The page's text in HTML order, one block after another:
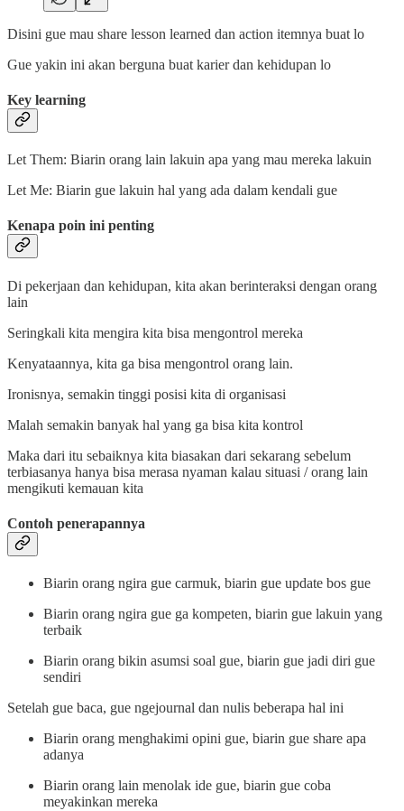
Disini gue mau share lesson learned dan action itemnya buat lo
Gue yakin ini akan berguna buat karier dan kehidupan lo
Key learning
Let Them: Biarin orang lain lakuin apa yang mau mereka lakuin
Let Me: Biarin gue lakuin hal yang ada dalam kendali gue
Kenapa poin ini penting
Di pekerjaan dan kehidupan, kita akan berinteraksi dengan orang
lain
Seringkali kita mengira kita bisa mengontrol mereka
Kenyataannya, kita ga bisa mengontrol orang lain.
Ironisnya, semakin tinggi posisi kita di organisasi
Malah semakin banyak hal yang ga bisa kita kontrol
Maka dari itu sebaiknya kita biasakan dari sekarang sebelum
terbiasanya hanya bisa merasa nyaman kalau situasi / orang lain
mengikuti kemauan kita
Contoh penerapannya
Biarin orang ngira gue carmuk, biarin gue update bos gue
Biarin orang ngira gue ga kompeten, biarin gue lakuin yang
terbaik
Biarin orang bikin asumsi soal gue, biarin gue jadi diri gue
sendiri
Setelah gue baca, gue ngejournal dan nulis beberapa hal ini
Biarin orang menghakimi opini gue, biarin gue share apa
adanya
Biarin orang lain menolak ide gue, biarin gue coba
meyakinkan mereka